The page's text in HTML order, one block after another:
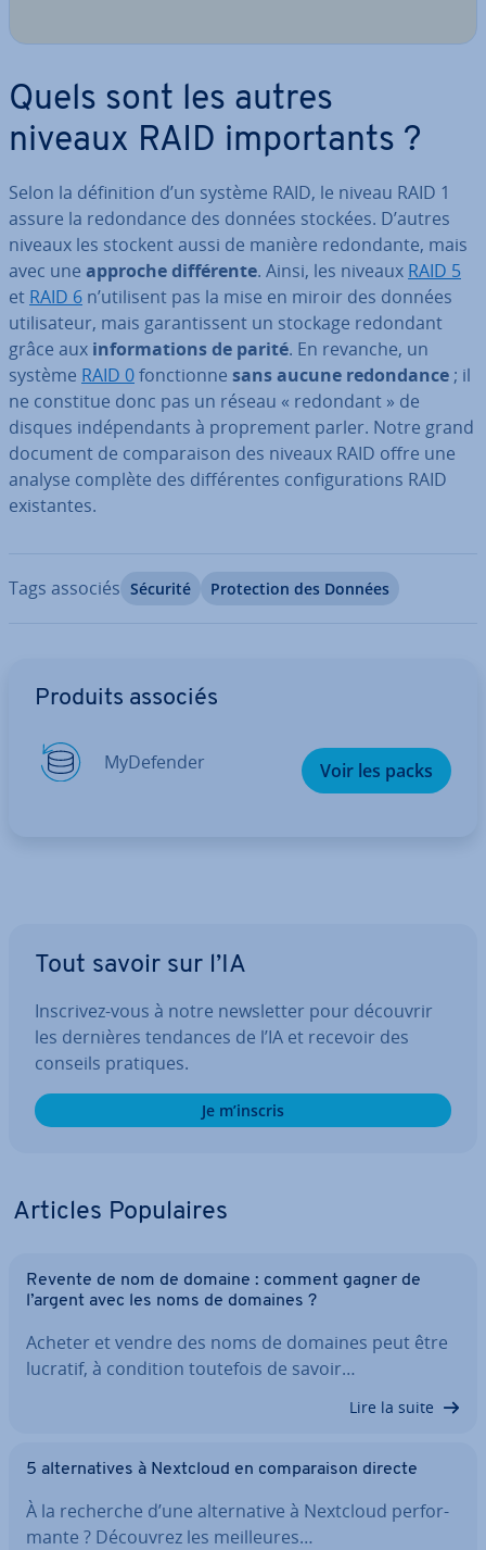
Quels sont les autres
niveaux RAID im­por­tants ?
Selon la dé­fi­ni­tion d’un système RAID, le niveau RAID 1
assure la re­don­dance des données stockées. D’autres
niveaux les stockent aussi de manière re­don­dante, mais
avec une approche dif­fé­rente. Ainsi, les niveaux RAID 5
et RAID 6 n’utilisent pas la mise en miroir des données
uti­li­sa­teur, mais ga­ran­tis­sent un stockage redondant
grâce aux in­for­ma­tions de parité. En revanche, un
système RAID 0fonc­tionne sans aucune re­don­dance ; il
ne constitue donc pas un réseau « redondant » de
disques in­dé­pen­dants à pro­pre­ment parler. Notre grand
document de com­pa­rai­son des niveaux RAID offre une
analyse complète des dif­fé­rentes con­fi­gu­ra­tions RAID
exis­tantes.
Tags associés Sécurité Pro­tec­tion des Données
Produits associés
My­De­fen­der Voir les packs
Tout savoir sur l’IA
Inscrivez-vous à notre news­let­ter pour découvrir
les dernières tendances de l’IA et recevoir des
conseils pratiques.
Je m’inscris
Articles Po­pu­laires
Revente de nom de domaine : comment gagner de
l’argent avec les noms de domaines ?
Acheter et vendre des noms de domaines peut être
lucratif, à condition toutefois de savoir…
Lire la suite
5 al­ter­na­tives à Nextcloud en com­pa­rai­son directe
À la recherche d’une al­ter­na­tive à Nextcloud per­for­
mante ? Découvrez les meil­leures…